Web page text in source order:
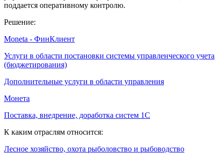
поддается оперативному контролю.
Решение:
Moneta - ФинКлиент
Услуги в области постановки системы управленческого учета
(бюджетирования)
Дополнительные услуги в области управления
Монета
Поставка, внедрение, доработка систем 1С
К каким отраслям относится:
Лесное хозяйство, охота рыболовство и рыбоводство